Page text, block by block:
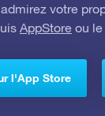
votre
AppStore ou le
l'App Store